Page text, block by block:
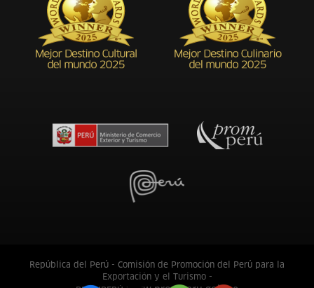
República del Perú - Comisión de Promoción del Perú para la
Exportación y el Turismo -